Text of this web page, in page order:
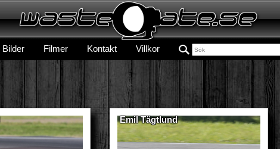
Bilder Filmer Kontakt Villkor
Emil Tägtlund